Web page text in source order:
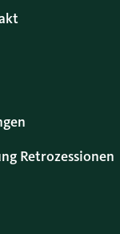
Retrozessionen